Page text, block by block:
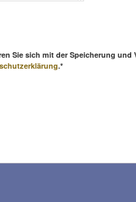
Sie sich mit der Speicherung
.*